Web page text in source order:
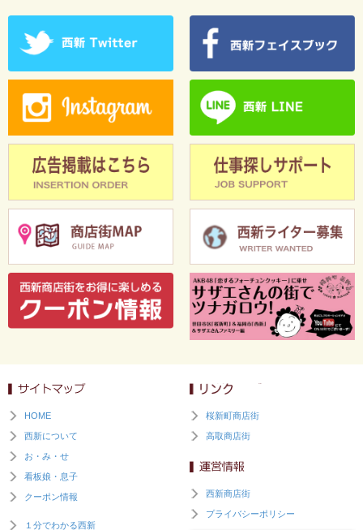
HOME
西新について
お・み・せ
看板娘・息子
クーポン情報
１分でわかる西新
桜新町商店街
高取商店街
西新商店街
プライバシーポリシー